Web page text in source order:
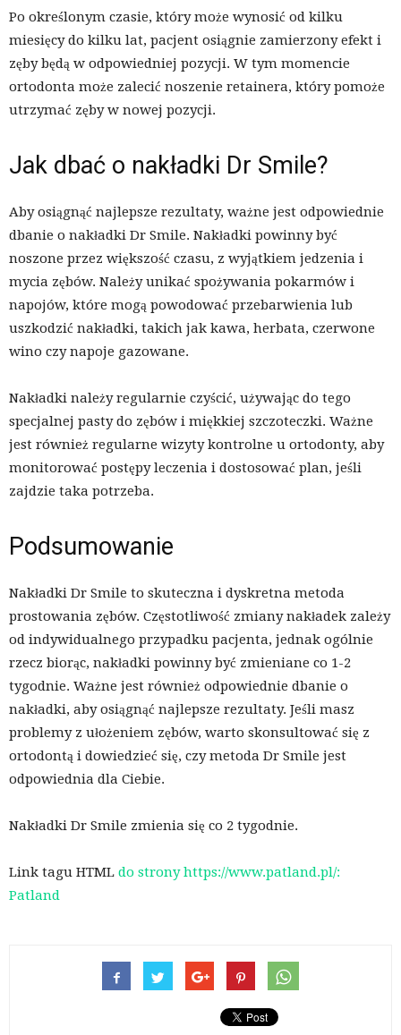
Po określonym czasie, który może wynosić od kilku
miesięcy do kilku lat, pacjent osiągnie zamierzony efekt i
zęby będą w odpowiedniej pozycji. W tym momencie
ortodonta może zalecić noszenie retainera, który pomoże
utrzymać zęby w nowej pozycji.
Jak dbać o nakładki Dr Smile?
Aby osiągnąć najlepsze rezultaty, ważne jest odpowiednie
dbanie o nakładki Dr Smile. Nakładki powinny być
noszone przez większość czasu, z wyjątkiem jedzenia i
mycia zębów. Należy unikać spożywania pokarmów i
napojów, które mogą powodować przebarwienia lub
uszkodzić nakładki, takich jak kawa, herbata, czerwone
wino czy napoje gazowane.
Nakładki należy regularnie czyścić, używając do tego
specjalnej pasty do zębów i miękkiej szczoteczki. Ważne
jest również regularne wizyty kontrolne u ortodonty, aby
monitorować postępy leczenia i dostosować plan, jeśli
zajdzie taka potrzeba.
Podsumowanie
Nakładki Dr Smile to skuteczna i dyskretna metoda
prostowania zębów. Częstotliwość zmiany nakładek zależy
od indywidualnego przypadku pacjenta, jednak ogólnie
rzecz biorąc, nakładki powinny być zmieniane co 1-2
tygodnie. Ważne jest również odpowiednie dbanie o
nakładki, aby osiągnąć najlepsze rezultaty. Jeśli masz
problemy z ułożeniem zębów, warto skonsultować się z
ortodontą i dowiedzieć się, czy metoda Dr Smile jest
odpowiednia dla Ciebie.
Nakładki Dr Smile zmienia się co 2 tygodnie.
Link tagu HTML do strony https://www.patland.pl/:
Patland